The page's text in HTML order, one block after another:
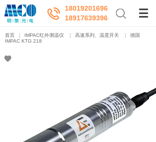
18917639396
18019201696
首页 ￤ IMPAC红外测温仪 ￤ 高速系列、温度开关 ￤
德国
IMPAC KTG 218